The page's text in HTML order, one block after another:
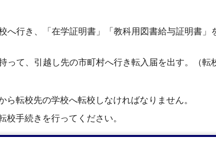
へ行き、「在学証明書」「教科用図書給与証明書」
って、引越し先の市町村へ行き転入届を出す。（転
転校先の学校へ転校しなければなりません。
手続きを行ってください。